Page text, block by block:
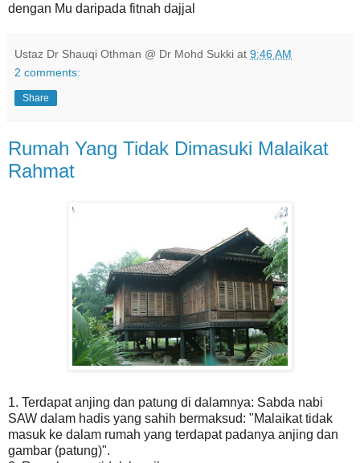
dengan Mu daripada fitnah dajjal
Ustaz Dr Shauqi Othman @ Dr Mohd Sukki at 9:46 AM
2 comments:
Share
Rumah Yang Tidak Dimasuki Malaikat
Rahmat
1. Terdapat anjing dan patung di dalamnya: Sabda nabi
SAW dalam hadis yang sahih bermaksud: "Malaikat tidak
masuk ke dalam rumah yang terdapat padanya anjing dan
gambar (patung)".